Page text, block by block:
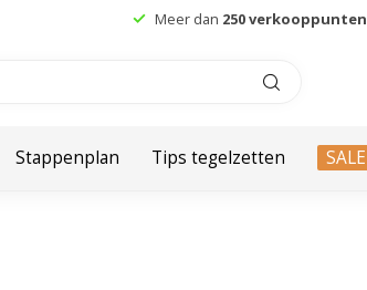
Meer dan 250 verkooppunten
Stappenplan Tips tegelzetten SALE